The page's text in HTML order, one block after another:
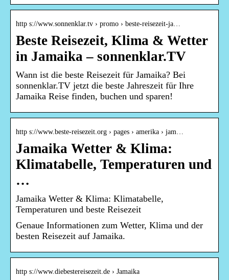
http s://www.sonnenklar.tv › promo › beste-reisezeit-ja…
Beste Reisezeit, Klima & Wetter
in Jamaika – sonnenklar.TV
Wann ist die beste Reisezeit für Jamaika? Bei
sonnenklar.TV jetzt die beste Jahreszeit für Ihre
Jamaika Reise finden, buchen und sparen!
http s://www.beste-reisezeit.org › pages › amerika › jam…
Jamaika Wetter & Klima:
Klimatabelle, Temperaturen und
…
Jamaika Wetter & Klima: Klimatabelle,
Temperaturen und beste Reisezeit
Genaue Informationen zum Wetter, Klima und der
besten Reisezeit auf Jamaika.
http s://www.diebestereisezeit.de › Jamaika